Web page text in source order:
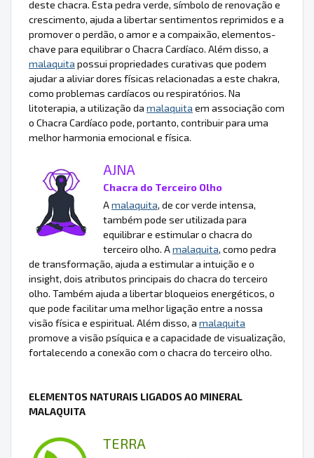
deste chacra. Esta pedra verde, símbolo de renovação e
crescimento, ajuda a libertar sentimentos reprimidos e a
promover o perdão, o amor e a compaixão, elementos-
chave para equilibrar o Chacra Cardíaco. Além disso, a
malaquita possui propriedades curativas que podem
ajudar a aliviar dores físicas relacionadas a este chakra,
como problemas cardíacos ou respiratórios. Na
litoterapia, a utilização da malaquita em associação com
o Chacra Cardíaco pode, portanto, contribuir para uma
melhor harmonia emocional e física.
AJNA
Chacra do Terceiro Olho
Amalaquita, de cor verde intensa,
também pode ser utilizada para
equilibrar e estimular o chacra do
terceiro olho. Amalaquita, como pedra
de transformação, ajuda a estimular a intuição e o
insight, dois atributos principais do chacra do terceiro
olho. Também ajuda a libertar bloqueios energéticos, o
que pode facilitar uma melhor ligação entre a nossa
visão física e espiritual. Além disso, a malaquita
promove a visão psíquica e a capacidade de visualização,
fortalecendo a conexão com o chacra do terceiro olho.
ELEMENTOS NATURAIS LIGADOS AO MINERAL
MALAQUITA
TERRA